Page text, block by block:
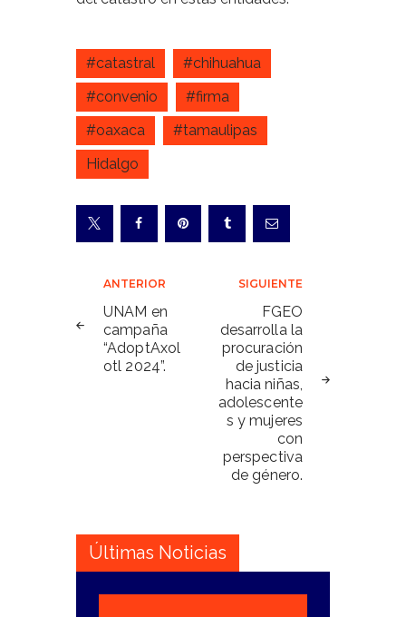
#catastral
#chihuahua
#convenio
#firma
#oaxaca
#tamaulipas
Hidalgo
Navegación
de
entradas
ANTERIOR
UNAM en
campaña
“AdoptAxol
otl 2024”.
SIGUIENTE
FGEO
desarrolla la
procuración
de justicia
hacia niñas,
adolescente
s y mujeres
con
perspectiva
de género.
Últimas Noticias